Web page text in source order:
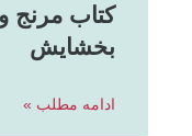
کتاب مرنج
بخشایش
ادامه مطلب »